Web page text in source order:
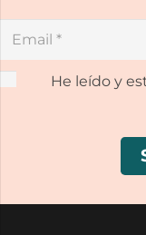
He leído y